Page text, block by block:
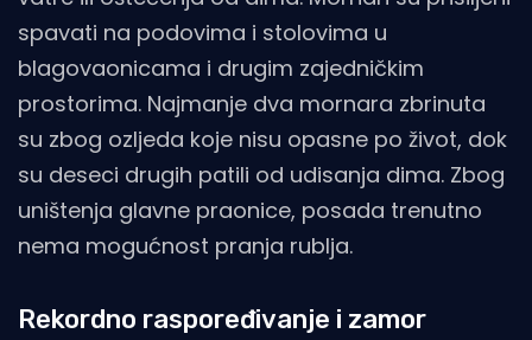
spavati na podovima i stolovima u
blagovaonicama i drugim zajedničkim
prostorima. Najmanje dva mornara zbrinuta
su zbog ozljeda koje nisu opasne po život, dok
su deseci drugih patili od udisanja dima. Zbog
uništenja glavne praonice, posada trenutno
nema mogućnost pranja rublja.
Rekordno raspoređivanje i zamor